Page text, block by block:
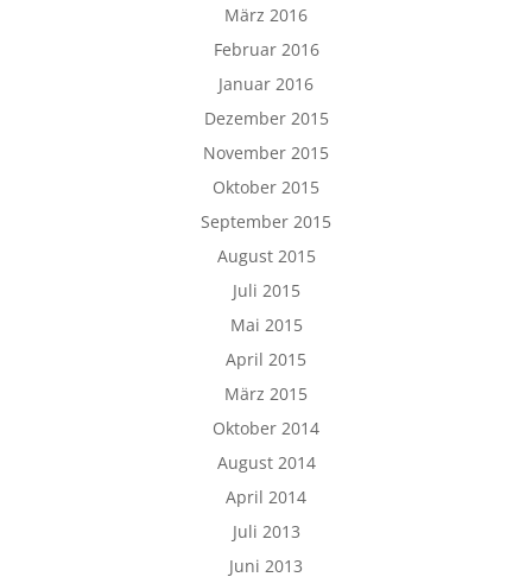
März 2016
Februar 2016
Januar 2016
Dezember 2015
November 2015
Oktober 2015
September 2015
August 2015
Juli 2015
Mai 2015
April 2015
März 2015
Oktober 2014
August 2014
April 2014
Juli 2013
Juni 2013